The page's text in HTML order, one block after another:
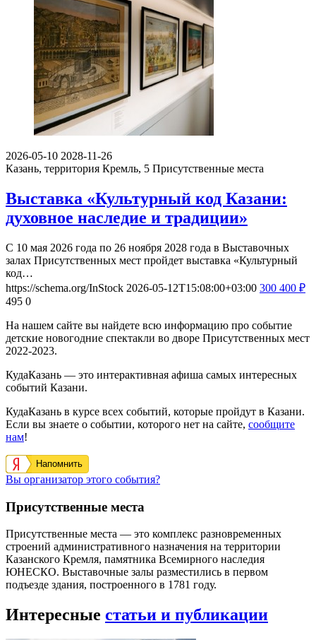
2026-05-10 2028-11-26
Казань, территория Кремль, 5 Присутственные места
Выставка «Культурный код Казани:
духовное наследие и традиции»
С 10 мая 2026 года по 26 ноября 2028 года в Выставочных
залах Присутственных мест пройдет выставка «Культурный
код…
https://schema.org/InStock 2026-05-12T15:08:00+03:00 300 400 ₽
495 0
На нашем сайте вы найдете всю информацию про событие
детские новогодние спектакли во дворе Присутственных мест
2022-2023.
КудаКазань — это интерактивная афиша самых интересных
событий Казани.
КудаКазань в курсе всех событий, которые пройдут в Казани.
Если вы знаете о событии, которого нет на сайте, сообщите
нам!
Напомнить
Вы организатор этого события?
Присутственные места
Присутственные места — это комплекс разновременных
строений административного назначения на территории
Казанского Кремля, памятника Всемирного наследия
ЮНЕСКО. Выставочные залы разместились в первом
подъезде здания, построенного в 1781 году.
Интересные статьи и публикации